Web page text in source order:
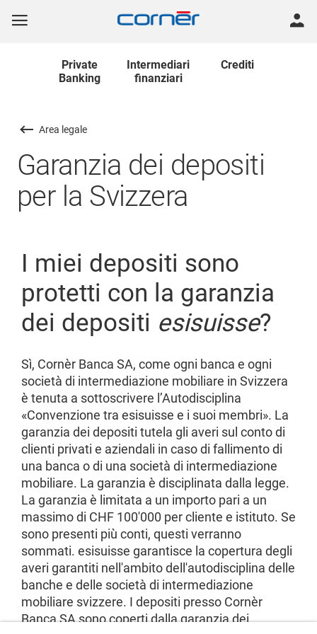
Private
Banking
Intermediari
finanziari
Crediti
Area legale
Garanzia dei depositi
per la Svizzera
I miei depositi sono
protetti con la garanzia
dei depositi esisuisse?
Sì, Cornèr Banca SA, come ogni banca e ogni
società di intermediazione mobiliare in Svizzera
è tenuta a sottoscrivere l’Autodisciplina
«Convenzione tra esisuisse e i suoi membri». La
garanzia dei depositi tutela gli averi sul conto di
clienti privati e aziendali in caso di fallimento di
una banca o di una società di intermediazione
mobiliare. La garanzia è disciplinata dalla legge.
La garanzia è limitata a un importo pari a un
massimo di CHF 100'000 per cliente e istituto. Se
sono presenti più conti, questi verranno
sommati. esisuisse garantisce la copertura degli
averi garantiti nell'ambito dell'autodisciplina delle
banche e delle società di intermediazione
mobiliare svizzere. I depositi presso Cornèr
Banca SA sono coperti dalla garanzia dei